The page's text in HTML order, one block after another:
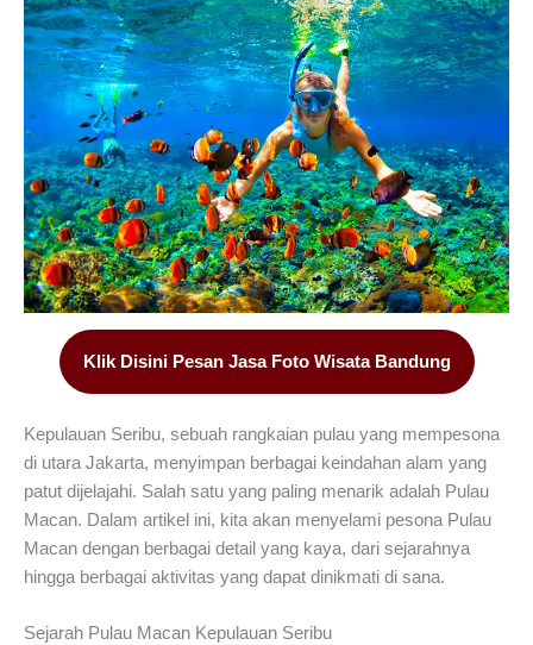
Klik Disini Pesan Jasa Foto Wisata Bandung
Kepulauan Seribu, sebuah rangkaian pulau yang mempesona
di utara Jakarta, menyimpan berbagai keindahan alam yang
patut dijelajahi. Salah satu yang paling menarik adalah Pulau
Macan. Dalam artikel ini, kita akan menyelami pesona Pulau
Macan dengan berbagai detail yang kaya, dari sejarahnya
hingga berbagai aktivitas yang dapat dinikmati di sana.
Sejarah Pulau Macan Kepulauan Seribu